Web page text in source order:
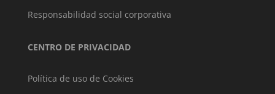
Responsabilidad social corporativa
CENTRO DE PRIVACIDAD
Política de uso de Cookies